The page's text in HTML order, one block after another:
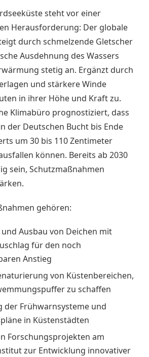
steht vor einer
Herausforderung: Der globale
durch schmelzende Gletscher
Ausdehnung des Wassers
stetig an. Ergänzt durch
und stärkere Winde
in ihrer Höhe und Kraft zu.
Klimabüro prognostiziert, dass
der Deutschen Bucht bis Ende
um 30 bis 110 Zentimeter
können. Bereits ab 2030
sein, Schutzmaßnahmen
gehören:
Ausbau von Deichen mit
für den noch
Anstieg
von Küstenbereichen,
zu schaffen
der Frühwarnsysteme und
in Küstenstädten
Forschungsprojekten am
zur Entwicklung innovativer